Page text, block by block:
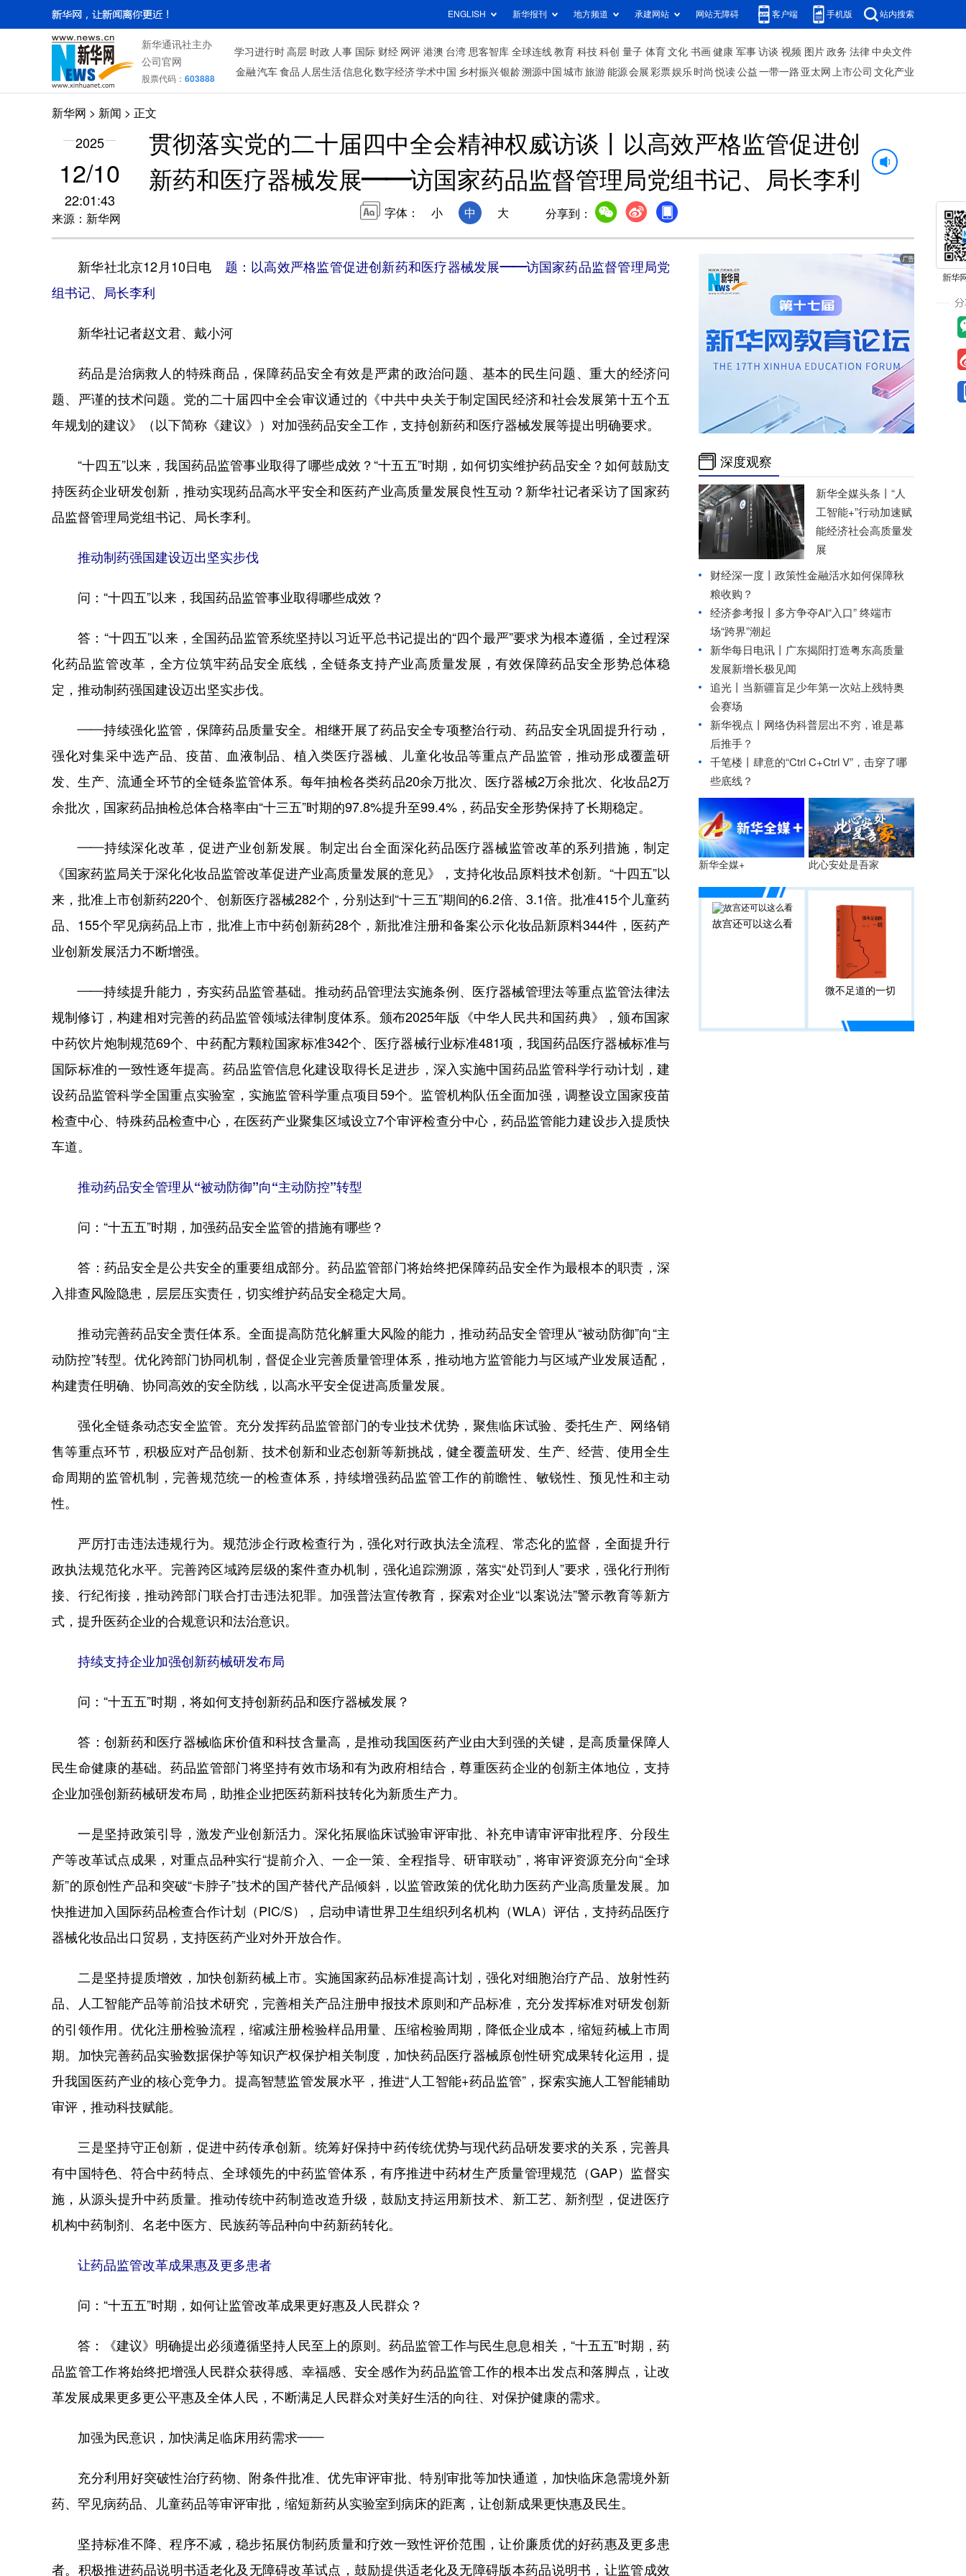
ENGLISH 新华报刊 地方频道 承建网站 网站无障碍 客户端 手机版 站内搜索
新华通讯社主办
公司官网
股票代码： 603888
学习进行时 高层 时政 人事 国际 财经 网评 港澳 台湾 思客智库 全球连线 教育 科技 科创 量子 体育 文化 书画 健康 军事 访谈 视频 图片 政务 法律 中央文件
金融 汽车 食品 人居生活信息化数字经济学术中国 乡村振兴银龄溯源中国 城市旅游 能源 会展 彩票娱乐 时尚 悦读 公益 一带一路 亚太网 上市公司 文化产业
新华网 > 新闻 > 正文
2025
12/10
22:01:43
来源：新华网
贯彻落实党的二十届四中全会精神权威访谈丨以高效严格监管促进创
新药和医疗器械发展——访国家药品监督管理局党组书记、局长李利
字体： 小 中 大 分享到：
新华社北京12月10日电 题：以高效严格监管促进创新药和医疗器械发展——访国家药品监督管理局党
组书记、局长李利
新华社记者赵文君、戴小河
药品是治病救人的特殊商品，保障药品安全有效是严肃的政治问题、基本的民生问题、重大的经济问
题、严谨的技术问题。党的二十届四中全会审议通过的《中共中央关于制定国民经济和社会发展第十五个五
年规划的建议》（以下简称《建议》）对加强药品安全工作，支持创新药和医疗器械发展等提出明确要求。
“十四五”以来，我国药品监管事业取得了哪些成效？“十五五”时期，如何切实维护药品安全？如何鼓励支
持医药企业研发创新，推动实现药品高水平安全和医药产业高质量发展良性互动？新华社记者采访了国家药
品监督管理局党组书记、局长李利。
推动制药强国建设迈出坚实步伐
问：“十四五”以来，我国药品监管事业取得哪些成效？
答：“十四五”以来，全国药品监管系统坚持以习近平总书记提出的“四个最严”要求为根本遵循，全过程深
化药品监管改革，全方位筑牢药品安全底线，全链条支持产业高质量发展，有效保障药品安全形势总体稳
定，推动制药强国建设迈出坚实步伐。
——持续强化监管，保障药品质量安全。相继开展了药品安全专项整治行动、药品安全巩固提升行动，
强化对集采中选产品、疫苗、血液制品、植入类医疗器械、儿童化妆品等重点产品监管，推动形成覆盖研
发、生产、流通全环节的全链条监管体系。每年抽检各类药品20余万批次、医疗器械2万余批次、化妆品2万
余批次，国家药品抽检总体合格率由“十三五”时期的97.8%提升至99.4%，药品安全形势保持了长期稳定。
——持续深化改革，促进产业创新发展。制定出台全面深化药品医疗器械监管改革的系列措施，制定
《国家药监局关于深化化妆品监管改革促进产业高质量发展的意见》，支持化妆品原料技术创新。“十四五”以
来，批准上市创新药220个、创新医疗器械282个，分别达到“十三五”期间的6.2倍、3.1倍。批准415个儿童药
品、155个罕见病药品上市，批准上市中药创新药28个，新批准注册和备案公示化妆品新原料344件，医药产
业创新发展活力不断增强。
——持续提升能力，夯实药品监管基础。推动药品管理法实施条例、医疗器械管理法等重点监管法律法
规制修订，构建相对完善的药品监管领域法律制度体系。颁布2025年版《中华人民共和国药典》，颁布国家
中药饮片炮制规范69个、中药配方颗粒国家标准342个、医疗器械行业标准481项，我国药品医疗器械标准与
国际标准的一致性逐年提高。药品监管信息化建设取得长足进步，深入实施中国药品监管科学行动计划，建
设药品监管科学全国重点实验室，实施监管科学重点项目59个。监管机构队伍全面加强，调整设立国家疫苗
检查中心、特殊药品检查中心，在医药产业聚集区域设立7个审评检查分中心，药品监管能力建设步入提质快
车道。
推动药品安全管理从“被动防御”向“主动防控”转型
问：“十五五”时期，加强药品安全监管的措施有哪些？
答：药品安全是公共安全的重要组成部分。药品监管部门将始终把保障药品安全作为最根本的职责，深
入排查风险隐患，层层压实责任，切实维护药品安全稳定大局。
推动完善药品安全责任体系。全面提高防范化解重大风险的能力，推动药品安全管理从“被动防御”向“主
动防控”转型。优化跨部门协同机制，督促企业完善质量管理体系，推动地方监管能力与区域产业发展适配，
构建责任明确、协同高效的安全防线，以高水平安全促进高质量发展。
强化全链条动态安全监管。充分发挥药品监管部门的专业技术优势，聚焦临床试验、委托生产、网络销
售等重点环节，积极应对产品创新、技术创新和业态创新等新挑战，健全覆盖研发、生产、经营、使用全生
命周期的监管机制，完善规范统一的检查体系，持续增强药品监管工作的前瞻性、敏锐性、预见性和主动
性。
严厉打击违法违规行为。规范涉企行政检查行为，强化对行政执法全流程、常态化的监督，全面提升行
政执法规范化水平。完善跨区域跨层级的案件查办机制，强化追踪溯源，落实“处罚到人”要求，强化行刑衔
接、行纪衔接，推动跨部门联合打击违法犯罪。加强普法宣传教育，探索对企业“以案说法”警示教育等新方
式，提升医药企业的合规意识和法治意识。
持续支持企业加强创新药械研发布局
问：“十五五”时期，将如何支持创新药品和医疗器械发展？
答：创新药和医疗器械临床价值和科技含量高，是推动我国医药产业由大到强的关键，是高质量保障人
民生命健康的基础。药品监管部门将坚持有效市场和有为政府相结合，尊重医药企业的创新主体地位，支持
企业加强创新药械研发布局，助推企业把医药新科技转化为新质生产力。
一是坚持政策引导，激发产业创新活力。深化拓展临床试验审评审批、补充申请审评审批程序、分段生
产等改革试点成果，对重点品种实行“提前介入、一企一策、全程指导、研审联动”，将审评资源充分向“全球
新”的原创性产品和突破“卡脖子”技术的国产替代产品倾斜，以监管政策的优化助力医药产业高质量发展。加
快推进加入国际药品检查合作计划（PIC/S），启动申请世界卫生组织列名机构（WLA）评估，支持药品医疗
器械化妆品出口贸易，支持医药产业对外开放合作。
二是坚持提质增效，加快创新药械上市。实施国家药品标准提高计划，强化对细胞治疗产品、放射性药
品、人工智能产品等前沿技术研究，完善相关产品注册申报技术原则和产品标准，充分发挥标准对研发创新
的引领作用。优化注册检验流程，缩减注册检验样品用量、压缩检验周期，降低企业成本，缩短药械上市周
期。加快完善药品实验数据保护等知识产权保护相关制度，加快药品医疗器械原创性研究成果转化运用，提
升我国医药产业的核心竞争力。提高智慧监管发展水平，推进“人工智能+药品监管”，探索实施人工智能辅助
审评，推动科技赋能。
三是坚持守正创新，促进中药传承创新。统筹好保持中药传统优势与现代药品研发要求的关系，完善具
有中国特色、符合中药特点、全球领先的中药监管体系，有序推进中药材生产质量管理规范（GAP）监督实
施，从源头提升中药质量。推动传统中药制造改造升级，鼓励支持运用新技术、新工艺、新剂型，促进医疗
机构中药制剂、名老中医方、民族药等品种向中药新药转化。
让药品监管改革成果惠及更多患者
问：“十五五”时期，如何让监管改革成果更好惠及人民群众？
答：《建议》明确提出必须遵循坚持人民至上的原则。药品监管工作与民生息息相关，“十五五”时期，药
品监管工作将始终把增强人民群众获得感、幸福感、安全感作为药品监管工作的根本出发点和落脚点，让改
革发展成果更多更公平惠及全体人民，不断满足人民群众对美好生活的向往、对保护健康的需求。
加强为民意识，加快满足临床用药需求——
充分利用好突破性治疗药物、附条件批准、优先审评审批、特别审批等加快通道，加快临床急需境外新
药、罕见病药品、儿童药品等审评审批，缩短新药从实验室到病床的距离，让创新成果更快惠及民生。
坚持标准不降、程序不减，稳步拓展仿制药质量和疗效一致性评价范围，让价廉质优的好药惠及更多患
者。积极推进药品说明书适老化及无障碍改革试点，鼓励提供适老化及无障碍版本药品说明书，让监管成效
深度观察
新华全媒头条丨 “人
工智能+”行动加速赋
能经济社会高质量发
展
财经深一度丨政策性金融活水如何保障秋
粮收购？
经济参考报丨 多方争夺AI“入口” 终端市
场“跨界”潮起
新华每日电讯丨
广东揭阳打造粤东高质量
发展新增长极见闻
追光丨 当新疆盲足少年第一次站上残特奥
会赛场
新华视点丨
网络伪科普层出不穷，谁是幕
后推手？
千笔楼丨肆意的“Ctrl C+Ctrl V”，击穿了哪
些底线？
新华全媒+ 此心安处是吾家
故宫还可以这么看
微不足道的一切